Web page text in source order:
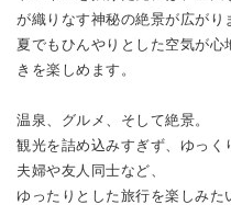
が織りなす神秘の絶景が広がり
夏でもひんやりとした空気が心
きを楽しめます。
温泉、グルメ、そして絶景。
観光を詰め込みすぎず、ゆっ
夫婦や友人同士など、
ゆったりとした旅行を楽しみ